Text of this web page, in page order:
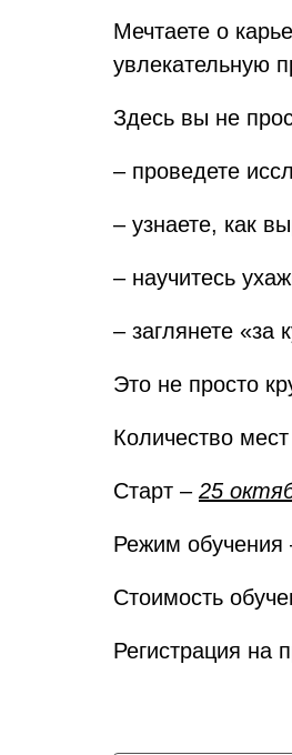
Мечтаете о
увлекательную
Здесь вы не
– проведете
– узнаете, как
– научитесь
– заглянете «за
Это не просто
Количество
Старт – 25
Режим обучения
Стоимость
Регистрация на